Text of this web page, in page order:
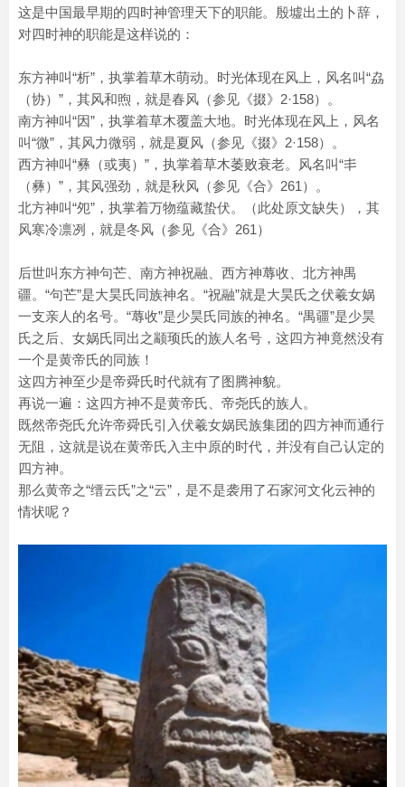
这是中国最早期的四时神管理天下的职能。殷墟出土的卜辞，
对四时神的职能是这样说的：
东方神叫“析”，执掌着草木萌动。时光体现在风上，风名叫“劦
（协）”，其风和煦，就是春风（参见《掇》2·158）。
南方神叫“因”，执掌着草木覆盖大地。时光体现在风上，风名
叫“微”，其风力微弱，就是夏风（参见《掇》2·158）。
西方神叫“彝（或夷）”，执掌着草木萎败衰老。风名叫“丯
（彝）”，其风强劲，就是秋风（参见《合》261）。
北方神叫“夗”，执掌着万物蕴藏蛰伏。（此处原文缺失），其
风寒冷凛冽，就是冬风（参见《合》261）
后世叫东方神句芒、南方神祝融、西方神蓐收、北方神禺
疆。“句芒”是大昊氏同族神名。“祝融”就是大昊氏之伏羲女娲
一支亲人的名号。“蓐收”是少昊氏同族的神名。“禺疆”是少昊
氏之后、女娲氏同出之颛顼氏的族人名号，这四方神竟然没有
一个是黄帝氏的同族！
这四方神至少是帝舜氏时代就有了图腾神貌。
再说一遍：这四方神不是黄帝氏、帝尧氏的族人。
既然帝尧氏允许帝舜氏引入伏羲女娲民族集团的四方神而通行
无阻，这就是说在黄帝氏入主中原的时代，并没有自己认定的
四方神。
那么黄帝之“缙云氏”之“云”，是不是袭用了石家河文化云神的
情状呢？